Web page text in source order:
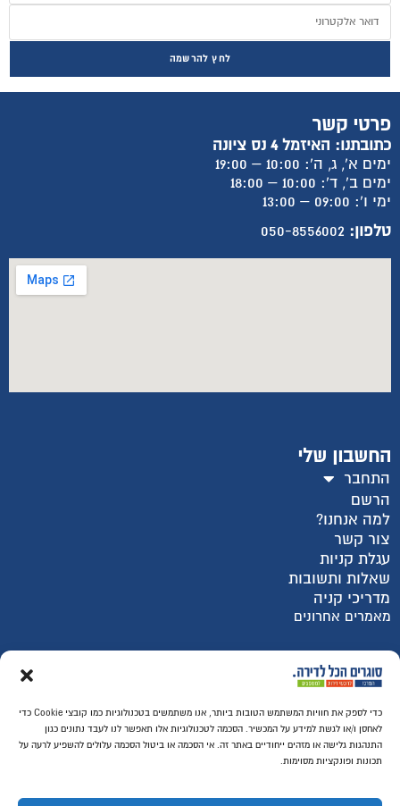
כדי לספק את חוויות המשתמש הטובות ביותר, אנו משתמשים בטכנולוגיות כמו קובצי Cookie כדי
לאחסן ו/או לגשת למידע על המכשיר. הסכמה לטכנולוגיות אלו תאפשר לנו לעבד נתונים כגון
התנהגות גלישה או מזהים ייחודיים באתר זה. אי הסכמה או ביטול הסכמה עלולים להשפיע לרעה על
תכונות ופונקציות מסוימות.
לחץ להרשמה
פרטי קשר
כתובתנו: האיזמל 4 נס ציונה
ימים א', ג, ה': 10:00 – 19:00
ימים ב', ד': 10:00 – 18:00
ימי ו': 09:00 – 13:00
טלפון: 050-8556002
החשבון שלי
התחבר
הרשם
למה אנחנו?
צור קשר
עגלת קניות
שאלות ותשובות
מדריכי קניה
מאמרים אחרונים
רכישה מאובטחת SSL